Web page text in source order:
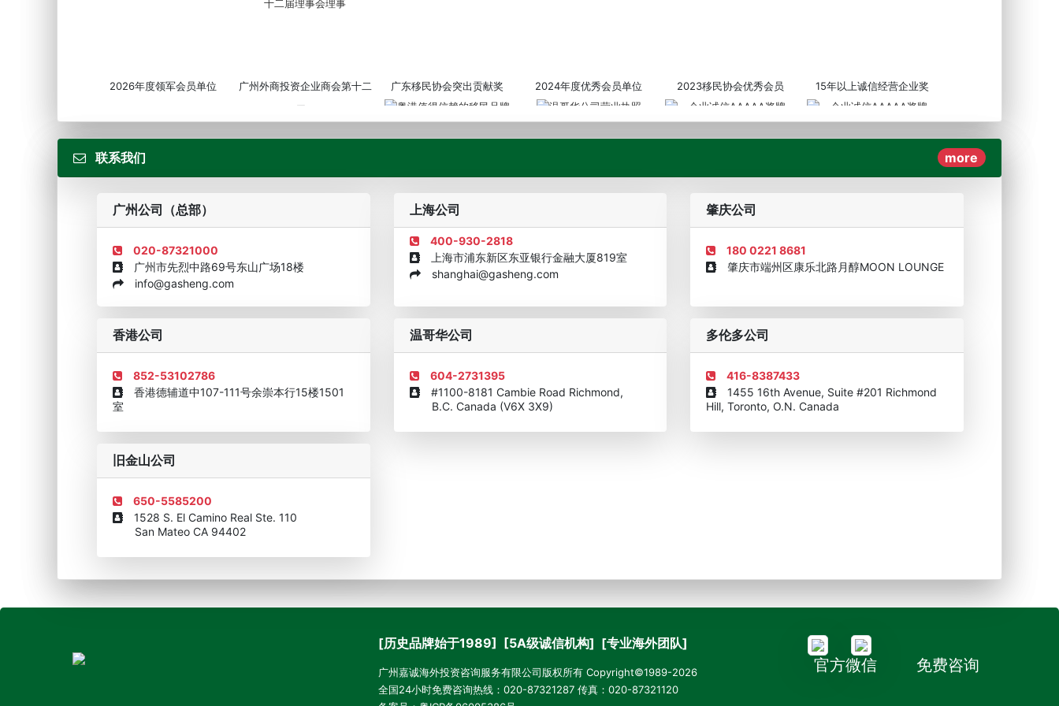
2026年度领军会员单位
广州外商投资企业商会第十二
届...
广东移民协会突出贡献奖 2024年度优秀会员单位 2023移民协会优秀会员 15年以上诚信经营企业奖
粤港值得信赖的移民品牌 企业诚信AAAAA奖牌2019
企业诚信AAAAA奖牌2015 欧美澳最具价值品牌移民机构 欧美澳年度表现移民团队 美国投资移民中介机构30强 加拿大移民顾问资格证书
联系我们 more
广州公司（总部）
020-87321000
广州市先烈中路69号东山广场18楼
info@gasheng.com
上海公司
400-930-2818
上海市浦东新区东亚银行金融大厦819室
shanghai@gasheng.com
肇庆公司
180 0221 8681
肇庆市端州区康乐北路月醇MOON LOUNGE
香港公司
852-53102786
香港德辅道中107-111号余崇本行15楼1501
室
温哥华公司
604-2731395
#1100-8181 Cambie Road Richmond,
B.C. Canada (V6X 3X9)
多伦多公司
416-8387433
1455 16th Avenue, Suite #201 Richmond
Hill, Toronto, O.N. Canada
旧金山公司
650-5585200
1528 S. El Camino Real Ste. 110
San Mateo CA 94402
[历史品牌始于1989] [5A级诚信机构] [专业海外团队]
广州嘉诚海外投资咨询服务有限公司版权所有 Copyright©1989-2026
全国24小时免费咨询热线：020-87321287 传真：020-87321120
官方微信 免费咨询